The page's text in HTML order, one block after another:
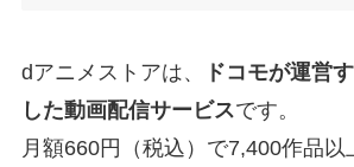
dアニメストアは、
ドコモが運営
した動画配信サービスです。
月額660円（税込）で7,400作品以